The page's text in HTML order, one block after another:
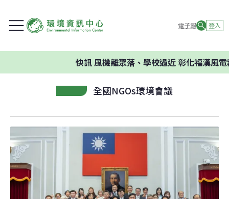
電子報 登入
快訊風機離聚落、學校過近 彰化福漢風電
全國NGOs環境會議